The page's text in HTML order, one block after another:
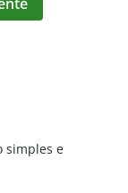
simples e